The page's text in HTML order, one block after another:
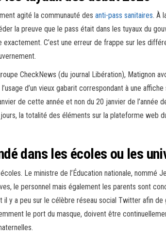
agité la communauté des anti-pass sanitaires. À
la preuve que le pass était dans les tuyaux du
exactement. C’est une erreur de frappe sur les
CheckNews (du journal Libération), Matignon
d’un vieux gabarit correspondant à une
de cette année et non du 20 janvier de l’année
la totalité des éléments sur la plateforme web
dans les écoles ou les
Le ministre de l’Éducation nationale, nommé
le personnel mais également les parents sont
il y a peu sur le célèbre réseau social Twitter afin
le port du masque, doivent être